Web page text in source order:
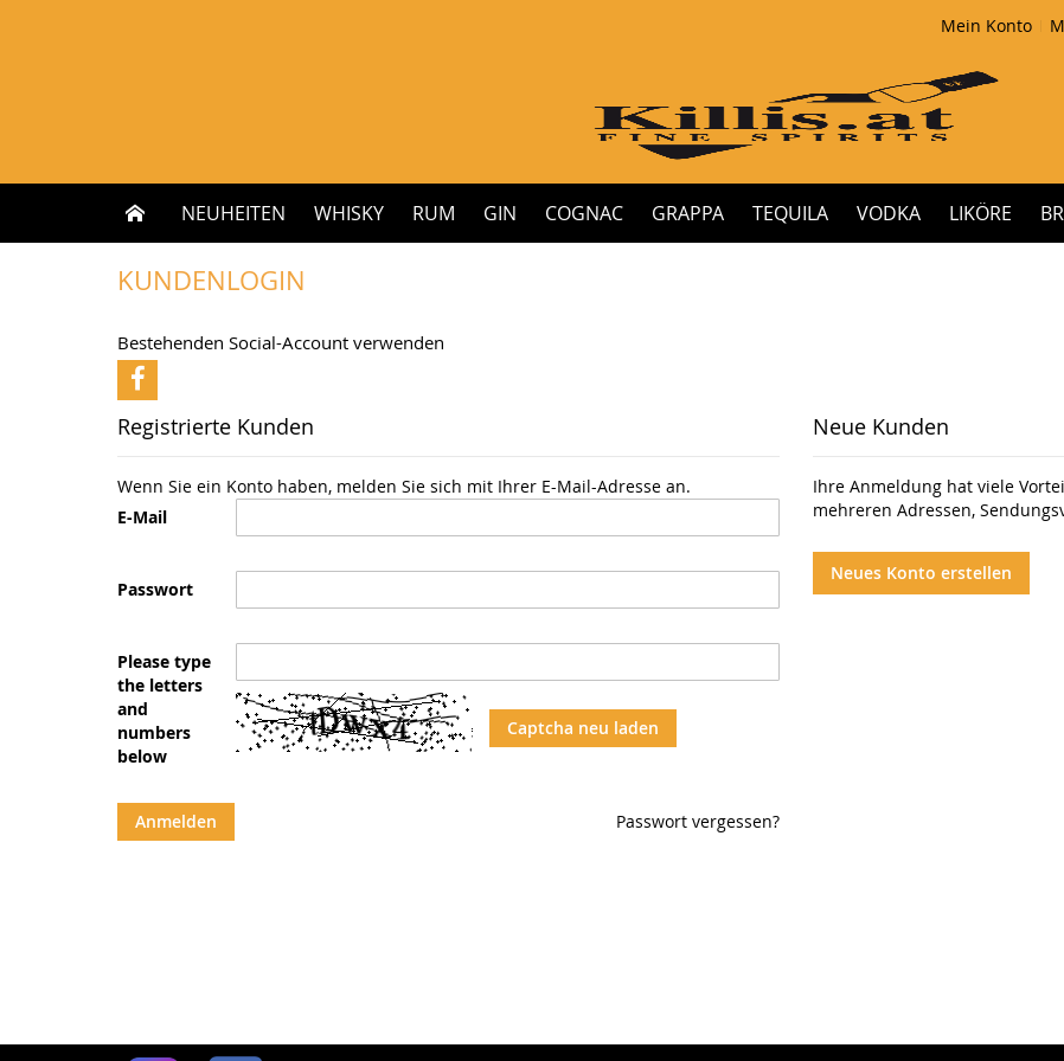
Mein Konto
NEUHEITEN WHISKY RUM GIN COGNAC GRAPPA TEQUILA VODKA LIKÖRE
KUNDENLOGIN
Bestehenden Social-Account verwenden
Registrierte Kunden
Wenn Sie ein Konto haben, melden Sie sich mit Ihrer E-Mail-Adresse an.
E-Mail
Passwort
Please type
the letters
and
numbers
below
Captcha neu laden
Anmelden Passwort vergessen?
Neue Kunden
Ihre Anmeldung hat viele
mehreren Adressen,
Neues Konto erstellen